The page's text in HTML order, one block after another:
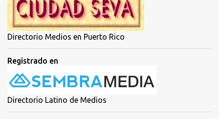
Directorio Medios en Puerto Rico
Registrado en
Directorio Latino de Medios